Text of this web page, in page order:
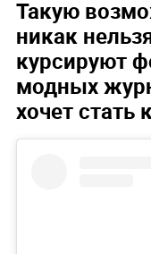
Такую
никак
курсируют
модных
хочет